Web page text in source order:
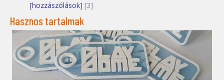
[hozzászólások] [3]
Hasznos tartalmak